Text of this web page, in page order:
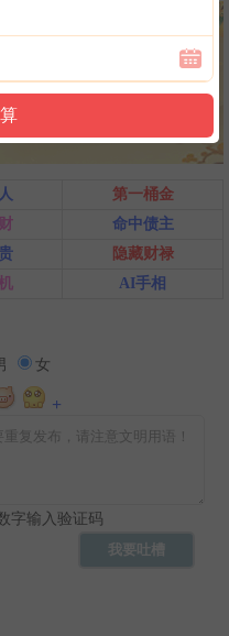
第一桶金
命中债主
隐藏财禄
AI手相